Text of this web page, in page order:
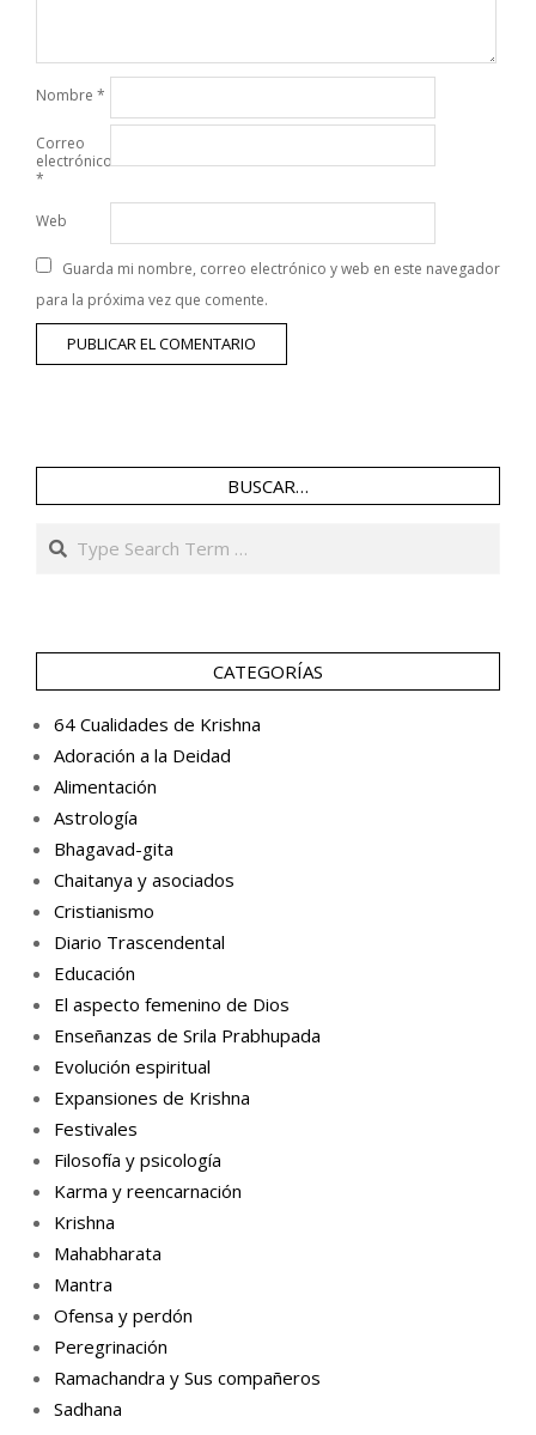
Nombre *
Correo
electrónico
*
Web
Guarda mi nombre, correo electrónico y web en este navegador
para la próxima vez que comente.
BUSCAR…
Search
CATEGORÍAS
64 Cualidades de Krishna
Adoración a la Deidad
Alimentación
Astrología
Bhagavad-gita
Chaitanya y asociados
Cristianismo
Diario Trascendental
Educación
El aspecto femenino de Dios
Enseñanzas de Srila Prabhupada
Evolución espiritual
Expansiones de Krishna
Festivales
Filosofía y psicología
Karma y reencarnación
Krishna
Mahabharata
Mantra
Ofensa y perdón
Peregrinación
Ramachandra y Sus compañeros
Sadhana